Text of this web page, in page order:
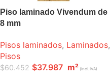
Piso laminado Vivendum de
8 mm
Pisos laminados, Laminados,
Pisos
$60.452 $37.987 m² (incl. IVA)